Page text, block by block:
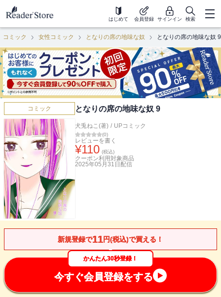
はじめて 会員登録 サインイン 検索
コミック 女性コミック となりの席の地味な奴 となりの席の地味な奴 9
コミック となりの席の地味な奴 9
犬兎ねこ(著) / UPコミック
(0)
レビューを書く
¥110 (税込)
クーポン利用対象商品
2025年05月31日 配信
新規登録で11円(税込)で買える！
かんたん30秒登録！
今すぐ会員登録をする